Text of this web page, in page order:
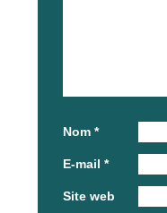
Nom *
E-mail *
Site web